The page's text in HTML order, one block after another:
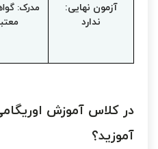
آزمون نهایی:
ندارد
مدرک:
در کلاس آموزش
آموزید؟